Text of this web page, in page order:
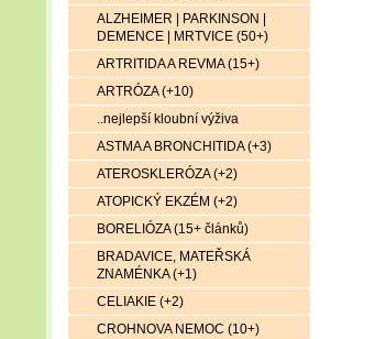
ALZHEIMER | PARKINSON |
DEMENCE | MRTVICE (50+)
ARTRITIDA A REVMA (15+)
ARTRÓZA (+10)
..nejlepší kloubní výživa
ASTMA A BRONCHITIDA (+3)
ATEROSKLERÓZA (+2)
ATOPICKÝ EKZÉM (+2)
BORELIÓZA (15+ článků)
BRADAVICE, MATEŘSKÁ
ZNAMÉNKA (+1)
CELIAKIE (+2)
CROHNOVA NEMOC (10+)